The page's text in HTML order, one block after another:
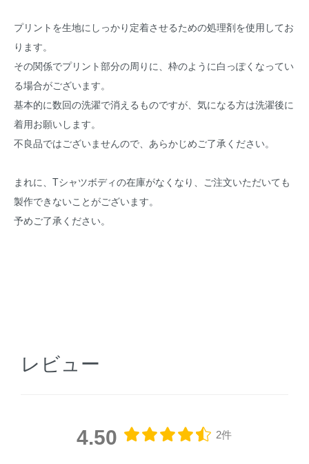
プリントを生地にしっかり定着させるための処理剤を使用してお
ります。
その関係でプリント部分の周りに、枠のように白っぽくなってい
る場合がございます。
基本的に数回の洗濯で消えるものですが、気になる方は洗濯後に
着用お願いします。
不良品ではございませんので、あらかじめご了承ください。
まれに、Tシャツボディの在庫がなくなり、ご注文いただいても
製作できないことがございます。
予めご了承ください。
レビュー
4.50 2件